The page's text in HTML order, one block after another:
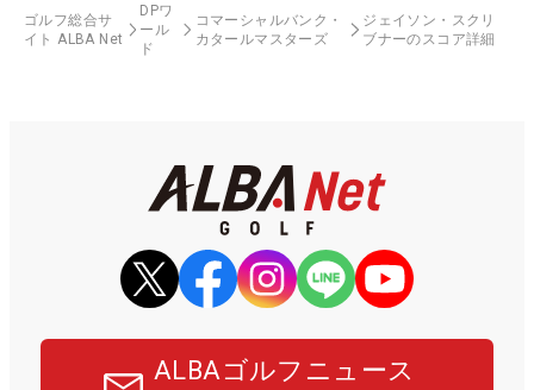
ゴルフ総合サ
イト ALBA Net
DPワ
ール
ド
コマーシャルバンク・
カタールマスターズ
ジェイソン・スクリ
ブナーのスコア詳細
ALBAゴルフニュース